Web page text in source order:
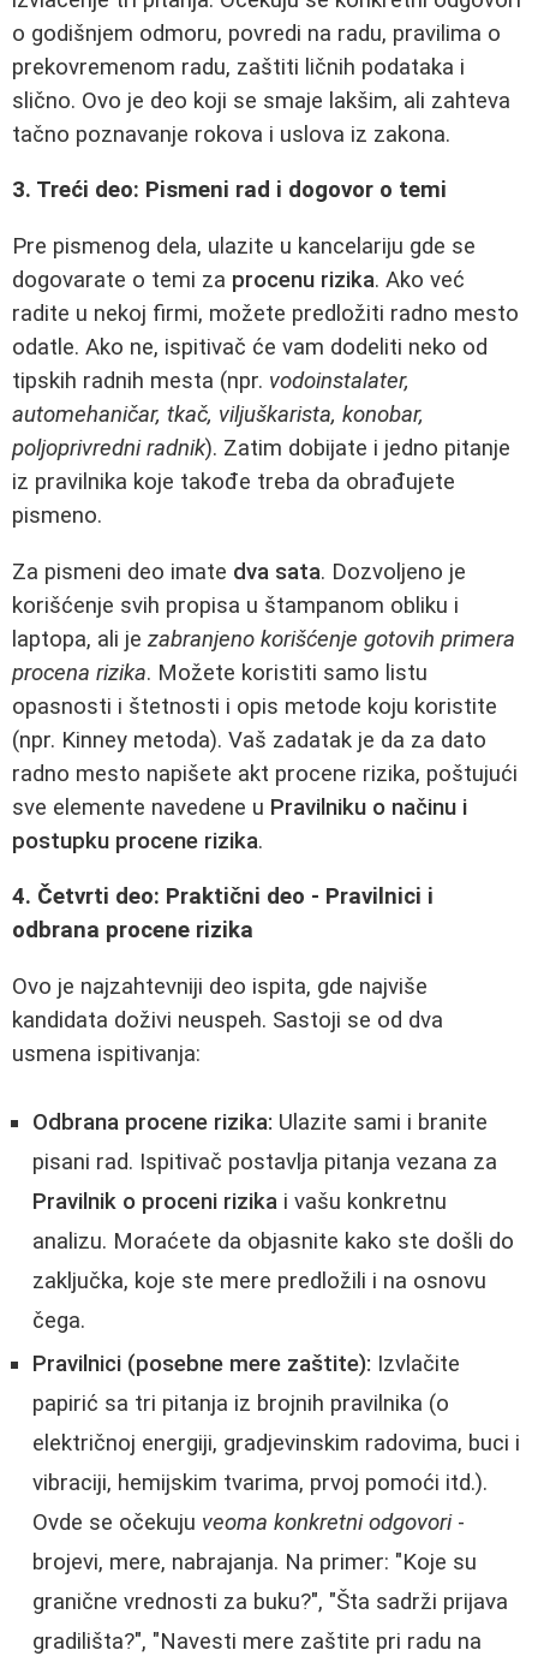
o godišnjem odmoru, povredi na radu, pravilima o
prekovremenom radu, zaštiti ličnih podataka i
slično. Ovo je deo koji se smaje lakšim, ali zahteva
tačno poznavanje rokova i uslova iz zakona.
3. Treći deo: Pismeni rad i dogovor o temi
Pre pismenog dela, ulazite u kancelariju gde se
dogovarate o temi za procenu rizika. Ako već
radite u nekoj firmi, možete predložiti radno mesto
odatle. Ako ne, ispitivač će vam dodeliti neko od
tipskih radnih mesta (npr. vodoinstalater,
automehaničar, tkač, viljuškarista, konobar,
poljoprivredni radnik). Zatim dobijate i jedno pitanje
iz pravilnika koje takođe treba da obrađujete
pismeno.
Za pismeni deo imate dva sata. Dozvoljeno je
korišćenje svih propisa u štampanom obliku i
laptopa, ali je zabranjeno korišćenje gotovih primera
procena rizika. Možete koristiti samo listu
opasnosti i štetnosti i opis metode koju koristite
(npr. Kinney metoda). Vaš zadatak je da za dato
radno mesto napišete akt procene rizika, poštujući
sve elemente navedene u Pravilniku o načinu i
postupku procene rizika.
4. Četvrti deo: Praktični deo - Pravilnici i
odbrana procene rizika
Ovo je najzahtevniji deo ispita, gde najviše
kandidata doživi neuspeh. Sastoji se od dva
usmena ispitivanja:
Odbrana procene rizika: Ulazite sami i branite
pisani rad. Ispitivač postavlja pitanja vezana za
Pravilnik o proceni rizika i vašu konkretnu
analizu. Moraćete da objasnite kako ste došli do
zaključka, koje ste mere predložili i na osnovu
čega.
Pravilnici (posebne mere zaštite): Izvlačite
papirić sa tri pitanja iz brojnih pravilnika (o
električnoj energiji, gradjevinskim radovima, buci i
vibraciji, hemijskim tvarima, prvoj pomoći itd.).
Ovde se očekuju veoma konkretni odgovori-
brojevi, mere, nabrajanja. Na primer: "Koje su
granične vrednosti za buku?", "Šta sadrži prijava
gradilišta?", "Navesti mere zaštite pri radu na